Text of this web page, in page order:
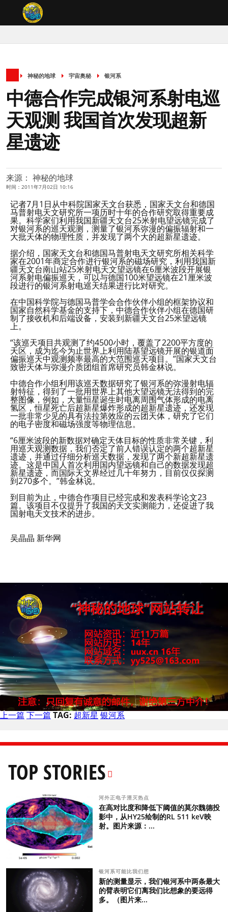
神秘的地球 宇宙奥秘 银河系
中德合作完成银河系射电巡
天观测 我国首次发现超新
星遗迹
来源： 神秘的地球
时间：2011年7月02日 10:16
记者7月1日从中科院国家天文台获悉，国家天文台和德国
马普射电天文研究所一项历时十年的合作研究取得重要成
果。科学家们利用我国新疆天文台25米射电望远镜完成了
对银河系的巡天观测，测量了银河系弥漫的偏振辐射和一
大批天体的物理性质，并发现了两个大的超新星遗迹。
据介绍，国家天文台和德国马普射电天文研究所相关科学
家在2001年商定合作进行银河系的磁场研究，利用我国新
疆天文台南山站25米射电天文望远镜在6厘米波段开展银
河系射电偏振巡天，可以与德国100米望远镜在21厘米波
段进行的银河系射电巡天结果进行比对研究。
在中国科学院与德国马普学会合作伙伴小组的框架协议和
国家自然科学基金的支持下，中德合作伙伴小组在德国研
制了接收机和后端设备，安装到新疆天文台25米望远镜
上。
“该巡天项目共观测了约4500小时，覆盖了2200平方度的
天区，成为迄今为止世界上利用陆基望远镜开展的银道面
偏振巡天中观测频率最高的大范围巡天项目。”国家天文台
致密天体与弥漫介质团组首席研究员韩金林说。
中德合作小组利用该巡天数据研究了银河系的弥漫射电辐
射特征，得到了一批用世界上其他大望远镜无法得到的完
整图像，例如，大量恒星诞生时电离周围气体形成的电离
氢区，恒星死亡后超新星爆炸形成的超新星遗迹，还发现
一批非常少见的具有法拉第效应的云团天体，研究了它们
的电子密度和磁场强度等物理信息。
“6厘米波段的新数据对确定天体目标的性质非常关键，利
用巡天观测数据，我们否定了前人错误认定的两个超新星
遗迹，并通过仔细分析巡天数据，发现了两个新超新星遗
迹。这是中国人首次利用国内望远镜和自己的数据发现超
新星遗迹，而国际天文界经过几十年努力，目前仅仅探测
到270多个。”韩金林说。
到目前为止，中德合作项目已经完成和发表科学论文23
篇。该项目不仅提升了我国的天文实测能力，还促进了我
国射电天文技术的进步。
吴晶晶 新华网
上一篇 下一篇 TAG: 超新星 银河系
TOP STORIES
河外正电子湮灭热点
在高对比度和降低下阈值的莫尔魏德投
影中，从HY25绘制的RL 511 keV映
射。图片来源：...
银河系可能比我们想
新的测量显示，我们银河系中两条最大
的臂表明它们离我们比想象的要远得
多。（图片来...